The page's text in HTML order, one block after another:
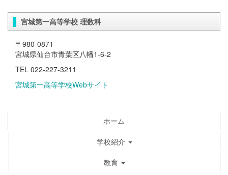
宮城第一高等学校 理数科
〒980-0871
宮城県仙台市青葉区八幡1-6-2
TEL 022-227-3211
宮城第一高等学校Webサイト
ホーム
学校紹介
教育